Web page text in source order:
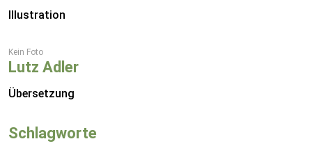
Illustration
Kein Foto
Lutz Adler
Übersetzung
Schlagworte